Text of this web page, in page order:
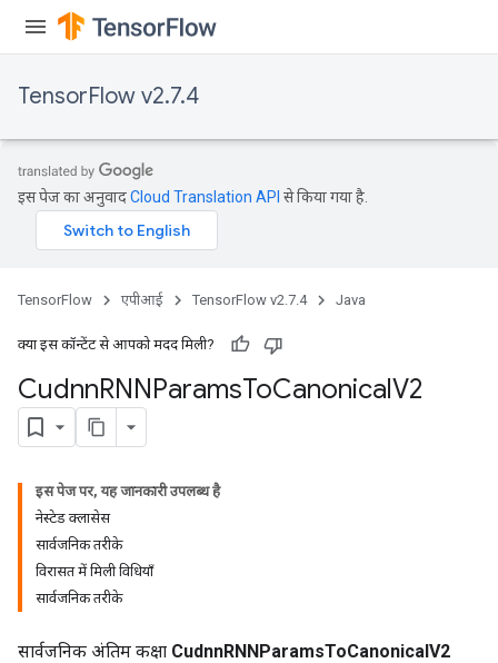
TensorFlow v2.7.4
इस पेज का अनुवादCloud Translation API से किया गया है.
TensorFlow एपीआई TensorFlow v2.7.4 Java
क्या इस कॉन्टेंट से आपको मदद मिली?
CudnnRNNParamsToCanonicalV2
इस पेज पर, यह जानकारी उपलब्ध है
नेस्टेड क्लासेस
सार्वजनिक तरीके
विरासत में मिली विधियाँ
सार्वजनिक तरीके
सार्वजनिक अंतिम कक्षा CudnnRNNParamsToCanonicalV2